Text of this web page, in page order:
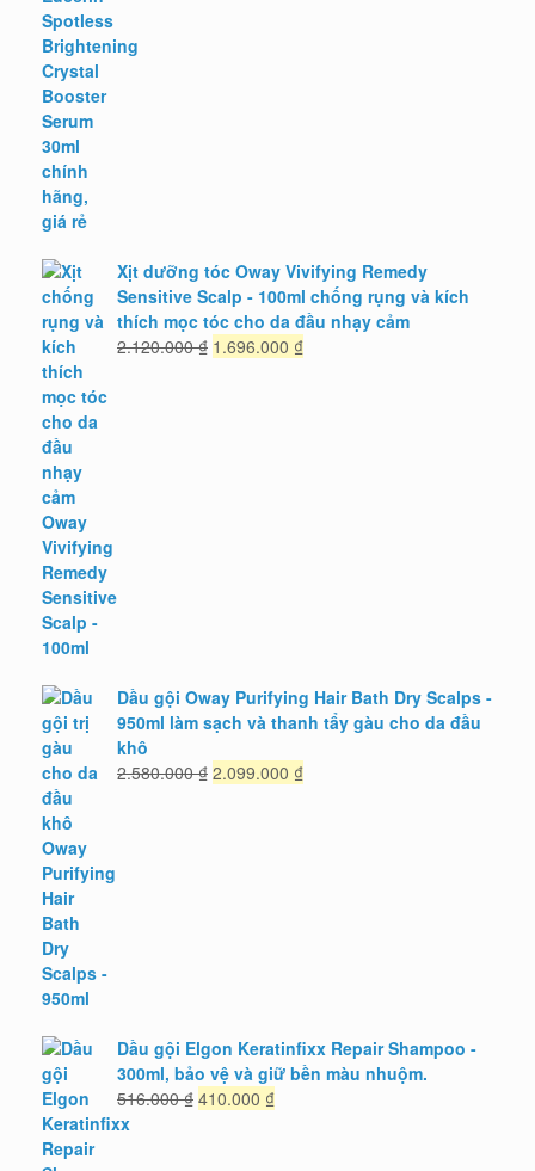
Xịt dưỡng tóc Oway Vivifying Remedy
Sensitive Scalp - 100ml chống rụng và kích
thích mọc tóc cho da đầu nhạy cảm
2.120.000₫ Giá
1.696.000 ₫Giá
Dầu gội Oway Purifying Hair Bath Dry Scalps -
950ml làm sạch và thanh tẩy gàu cho da đầu
khô
2.580.000₫ Giá
2.099.000 ₫Giá
Dầu gội Elgon Keratinfixx Repair Shampoo -
300ml, bảo vệ và giữ bền màu nhuộm.
516.000₫ Giá
410.000 ₫Giá